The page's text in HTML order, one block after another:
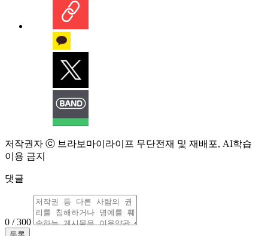
저작권자 ⓒ 브라보마이라이프 무단전재 및 재배포, AI학습
이용 금지
댓글
0 / 300